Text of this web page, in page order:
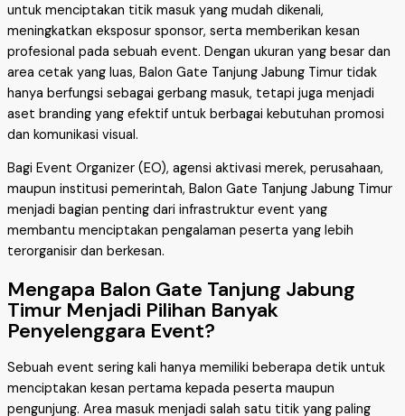
untuk menciptakan titik masuk yang mudah dikenali,
meningkatkan eksposur sponsor, serta memberikan kesan
profesional pada sebuah event. Dengan ukuran yang besar dan
area cetak yang luas, Balon Gate Tanjung Jabung Timur tidak
hanya berfungsi sebagai gerbang masuk, tetapi juga menjadi
aset branding yang efektif untuk berbagai kebutuhan promosi
dan komunikasi visual.
Bagi Event Organizer (EO), agensi aktivasi merek, perusahaan,
maupun institusi pemerintah, Balon Gate Tanjung Jabung Timur
menjadi bagian penting dari infrastruktur event yang
membantu menciptakan pengalaman peserta yang lebih
terorganisir dan berkesan.
Mengapa Balon Gate Tanjung Jabung
Timur Menjadi Pilihan Banyak
Penyelenggara Event?
Sebuah event sering kali hanya memiliki beberapa detik untuk
menciptakan kesan pertama kepada peserta maupun
pengunjung. Area masuk menjadi salah satu titik yang paling